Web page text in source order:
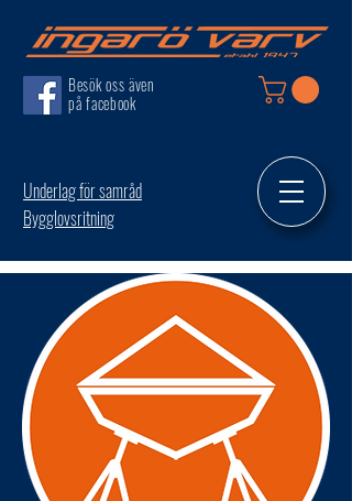
Besök oss även
på facebook
Underlag för samråd
Bygglovsritning